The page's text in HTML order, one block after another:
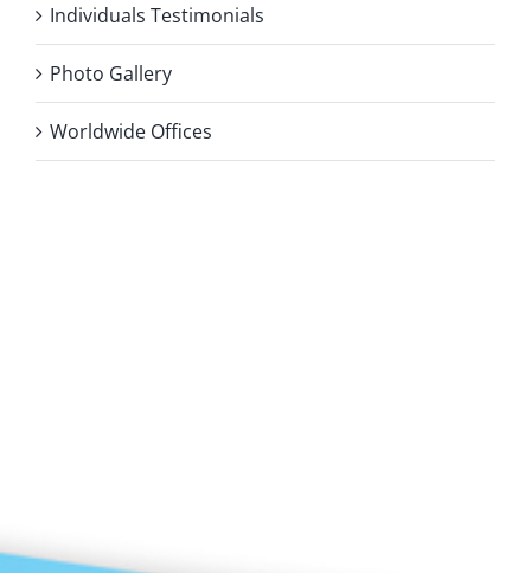
Individuals Testimonials
Photo Gallery
Worldwide Offices